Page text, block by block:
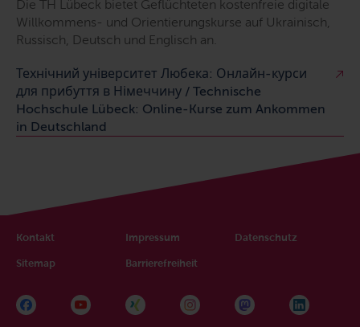
Die TH Lübeck bietet Geflüchteten kostenfreie digitale
Willkommens- und Orientierungskurse auf Ukrainisch,
Russisch, Deutsch und Englisch an.
Технічний університет Любека: Онлайн-курси
для прибуття в Німеччину / Technische
Hochschule Lübeck: Online-Kurse zum Ankommen
in Deutschland
Kontakt Impressum Datenschutz
Sitemap Barrierefreiheit